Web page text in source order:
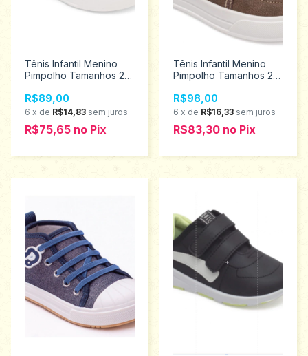
Tênis Infantil Menino
Pimpolho Tamanhos 22
R$89,00
6 x de R$14,83 sem juros
R$75,65 no Pix
Tênis Infantil Menino
Pimpolho Tamanhos 22
R$98,00
6 x de R$16,33 sem juros
R$83,30 no Pix